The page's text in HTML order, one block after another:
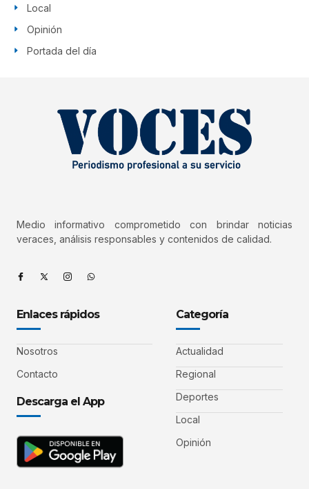
Local
Opinión
Portada del día
Medio informativo comprometido con brindar noticias
veraces, análisis responsables y contenidos de calidad.
Enlaces rápidos
Nosotros
Contacto
Descarga el App
Categoría
Actualidad
Regional
Deportes
Local
Opinión